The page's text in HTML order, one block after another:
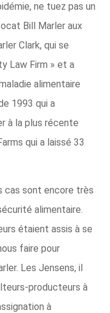
ne tuez pas un
Bill Marler aux
Clark, qui se
Law Firm » et a
alimentaire
1993 qui a
à la plus récente
qui a laissé 33
cas sont encore très
alimentaire.
étaient assis à se
faire pour
Les Jensens, il
producteurs à
à